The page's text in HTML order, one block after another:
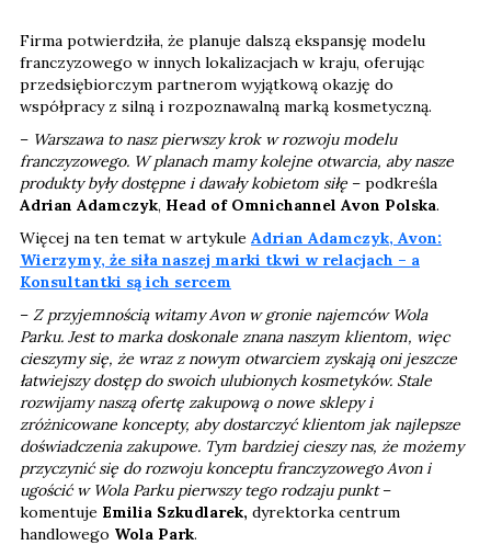
Firma potwierdziła, że planuje dalszą ekspansję modelu
franczyzowego w innych lokalizacjach w kraju, oferując
przedsiębiorczym partnerom wyjątkową okazję do
współpracy z silną i rozpoznawalną marką kosmetyczną.
– Warszawa to nasz pierwszy krok w rozwoju modelu
franczyzowego. W planach mamy kolejne otwarcia, aby nasze
produkty były dostępne i dawały kobietom siłę – podkreśla
Adrian Adamczyk, Head of Omnichannel Avon Polska.
Więcej na ten temat w artykule Adrian Adamczyk, Avon:
Wierzymy, że siła naszej marki tkwi w relacjach – a
Konsultantki są ich sercem
– Z przyjemnością witamy Avon w gronie najemców Wola
Parku. Jest to marka doskonale znana naszym klientom, więc
cieszymy się, że wraz z nowym otwarciem zyskają oni jeszcze
łatwiejszy dostęp do swoich ulubionych kosmetyków. Stale
rozwijamy naszą ofertę zakupową o nowe sklepy i
zróżnicowane koncepty, aby dostarczyć klientom jak najlepsze
doświadczenia zakupowe. Tym bardziej cieszy nas, że możemy
przyczynić się do rozwoju konceptu franczyzowego Avon i
ugościć w Wola Parku pierwszy tego rodzaju punkt–
komentuje Emilia Szkudlarek, dyrektorka centrum
handlowego Wola Park.